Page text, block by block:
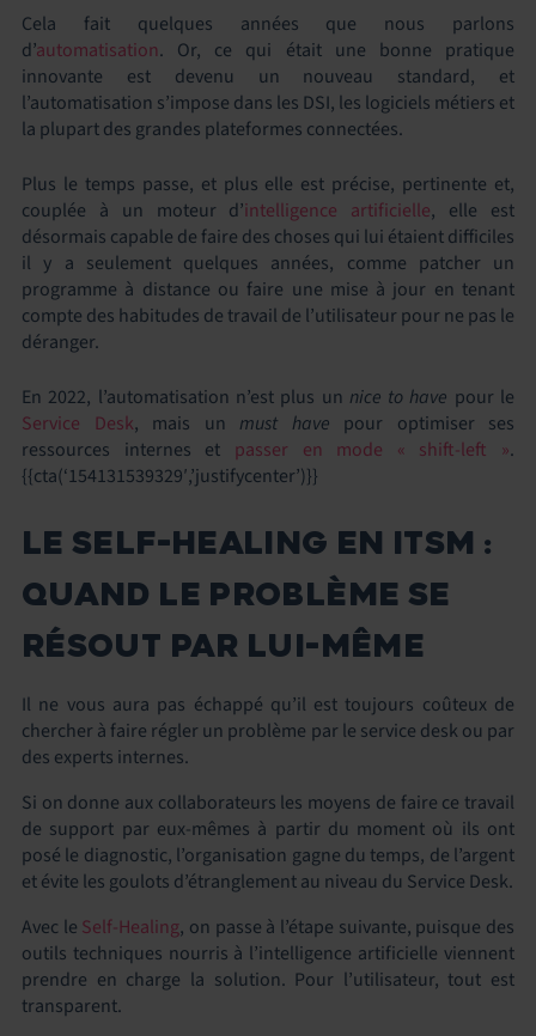
Cela fait quelques années que nous parlons
d’automatisation. Or, ce qui était une bonne pratique
innovante est devenu un nouveau standard, et
l’automatisation s’impose dans les DSI, les logiciels métiers et
la plupart des grandes plateformes connectées.
Plus le temps passe, et plus elle est précise, pertinente et,
couplée à un moteur d’intelligence artificielle, elle est
désormais capable de faire des choses qui lui étaient difficiles
il y a seulement quelques années, comme patcher un
programme à distance ou faire une mise à jour en tenant
compte des habitudes de travail de l’utilisateur pour ne pas le
déranger.
En 2022, l’automatisation n’est plus un nice to have pour le
Service Desk, mais un must have pour optimiser ses
ressources internes et passer en mode « shift-left ».
{{cta(‘154131539329′,’justifycenter’)}}
LE SELF-HEALING EN ITSM :
QUAND LE PROBLÈME SE
RÉSOUT PAR LUI-MÊME
Il ne vous aura pas échappé qu’il est toujours coûteux de
chercher à faire régler un problème par le service desk ou par
des experts internes.
Si on donne aux collaborateurs les moyens de faire ce travail
de support par eux-mêmes à partir du moment où ils ont
posé le diagnostic, l’organisation gagne du temps, de l’argent
et évite les goulots d’étranglement au niveau du Service Desk.
Avec le Self-Healing, on passe à l’étape suivante, puisque des
outils techniques nourris à l’intelligence artificielle viennent
prendre en charge la solution. Pour l’utilisateur, tout est
transparent.